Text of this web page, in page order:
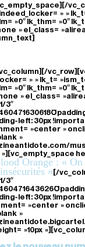
» »
»0″ lk_thm= »0″
» el_class=
» » lk_t=
»0″ lk_thm= »0″
» el_class=
3″
left: 30px
»center »
»
Orange : «
» [/
3″
left: 30px
»center »
»
»10px